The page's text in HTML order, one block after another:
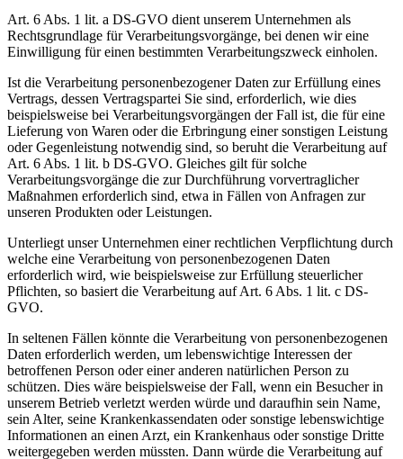
Art. 6 Abs. 1 lit. a DS-GVO dient unserem Unternehmen als
Rechtsgrundlage für Verarbeitungsvorgänge, bei denen wir eine
Einwilligung für einen bestimmten Verarbeitungszweck einholen.
Ist die Verarbeitung personenbezogener Daten zur Erfüllung eines
Vertrags, dessen Vertragspartei Sie sind, erforderlich, wie dies
beispielsweise bei Verarbeitungsvorgängen der Fall ist, die für eine
Lieferung von Waren oder die Erbringung einer sonstigen Leistung
oder Gegenleistung notwendig sind, so beruht die Verarbeitung auf
Art. 6 Abs. 1 lit. b DS-GVO. Gleiches gilt für solche
Verarbeitungsvorgänge die zur Durchführung vorvertraglicher
Maßnahmen erforderlich sind, etwa in Fällen von Anfragen zur
unseren Produkten oder Leistungen.
Unterliegt unser Unternehmen einer rechtlichen Verpflichtung durch
welche eine Verarbeitung von personenbezogenen Daten
erforderlich wird, wie beispielsweise zur Erfüllung steuerlicher
Pflichten, so basiert die Verarbeitung auf Art. 6 Abs. 1 lit. c DS-
GVO.
In seltenen Fällen könnte die Verarbeitung von personenbezogenen
Daten erforderlich werden, um lebenswichtige Interessen der
betroffenen Person oder einer anderen natürlichen Person zu
schützen. Dies wäre beispielsweise der Fall, wenn ein Besucher in
unserem Betrieb verletzt werden würde und daraufhin sein Name,
sein Alter, seine Krankenkassendaten oder sonstige lebenswichtige
Informationen an einen Arzt, ein Krankenhaus oder sonstige Dritte
weitergegeben werden müssten. Dann würde die Verarbeitung auf